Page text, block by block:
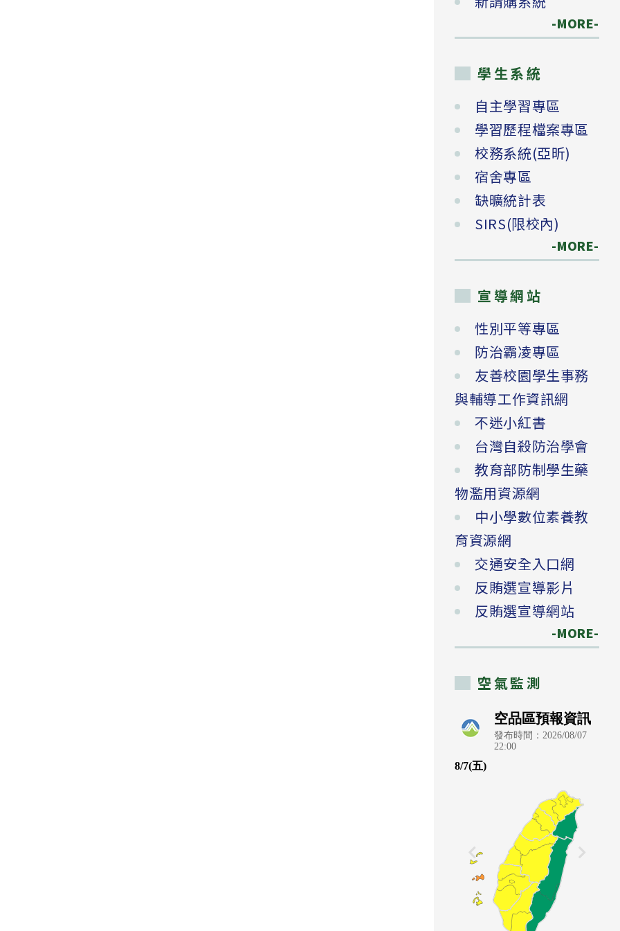
-MORE-
學生系統
自主學習專區
學習歷程檔案專區
校務系統(亞昕)
宿舍專區
缺曠統計表
SIRS(限校內)
-MORE-
宣導網站
性別平等專區
防治霸凌專區
友善校園學生事務
與輔導工作資訊網
不迷小紅書
台灣自殺防治學會
教育部防制學生藥
物濫用資源網
中小學數位素養教
育資源網
交通安全入口網
反賄選宣導影片
反賄選宣導網站
-MORE-
空氣監測